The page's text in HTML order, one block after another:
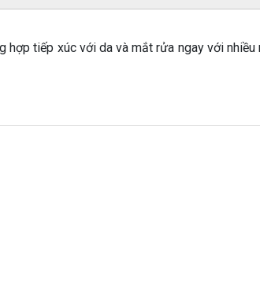
hợp tiếp xúc với da và mắt rửa ngay với